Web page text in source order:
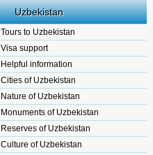
Uzbekistan
Tours to Uzbekistan
Visa support
Helpful information
Cities of Uzbekistan
Nature of Uzbekistan
Monuments of Uzbekistan
Reserves of Uzbekistan
Culture of Uzbekistan